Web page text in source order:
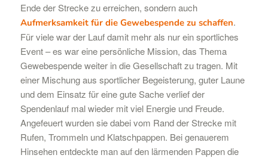
Ende der Strecke zu erreichen, sondern auch
Aufmerksamkeit für die Gewebespende zu schaffen.
Für viele war der Lauf damit mehr als nur ein sportliches
Event – es war eine persönliche Mission, das Thema
Gewebespende weiter in die Gesellschaft zu tragen. Mit
einer Mischung aus sportlicher Begeisterung, guter Laune
und dem Einsatz für eine gute Sache verlief der
Spendenlauf mal wieder mit viel Energie und Freude.
Angefeuert wurden sie dabei vom Rand der Strecke mit
Rufen, Trommeln und Klatschpappen. Bei genauerem
Hinsehen entdeckte man auf den lärmenden Pappen die